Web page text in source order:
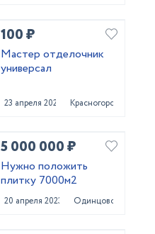
100 ₽
Мастер отделочник
универсал
23 апреля 2023 Красногорск
5 000 000 ₽
Нужно положить
плитку 7000м2
20 апреля 2023 Одинцово